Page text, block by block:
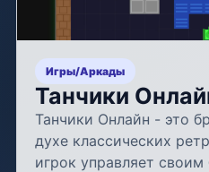
Игры/Аркады
Танчики
Танчики Онлайн - это
духе классических
игрок управляет